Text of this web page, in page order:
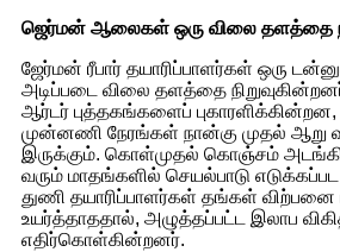
ஜெர்மன் ஆலைகள் ஒரு விலை தளத்தை
ஜேர்மன் ரீபார் தயாரிப்பாளர்கள் ஒரு
அடிப்படை விலை தளத்தை
ஆர்டர் புத்தகங்களைப் புகாரளிக்கின்றன,
முன்னணி நேரங்கள் நான்கு முதல் ஆறு
இருக்கும். கொள்முதல் கொஞ்சம்
வரும் மாதங்களில் செயல்பாடு
துணி தயாரிப்பாளர்கள் தங்கள்
உயர்த்தாததால், அழுத்தப்பட்ட இலாப
எதிர்கொள்கின்றனர்.